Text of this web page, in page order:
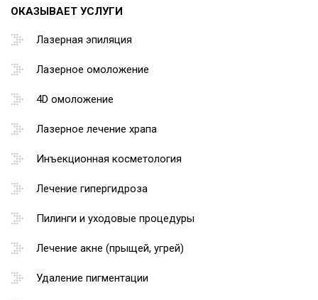
ОКАЗЫВАЕТ УСЛУГИ
Лазерная эпиляция
Лазерное омоложение
4D омоложение
Лазерное лечение храпа
Инъекционная косметология
Лечение гипергидроза
Пилинги и уходовые процедуры
Лечение акне (прыщей, угрей)
Удаление пигментации